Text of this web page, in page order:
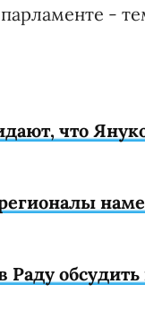
-
что
Раду